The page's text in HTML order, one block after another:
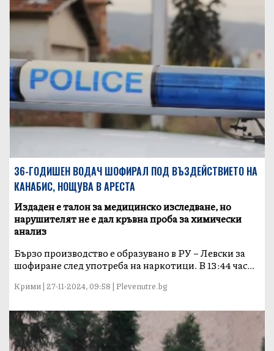
36-ГОДИШЕН ВОДАЧ ШОФИРАЛ ПОД ВЪЗДЕЙСТВИЕТО НА
КАНАБИС, НОЩУВА В АРЕСТА
Издаден е талон за медицинско изследване, но
нарушителят не е дал кръвна проба за химически
анализ
Бързо производство е образувано в РУ – Левски за
шофиране след употреба на наркотици. В 13:44 час...
Крими | 27-11-2024, 09:58 | Plevenutre.bg